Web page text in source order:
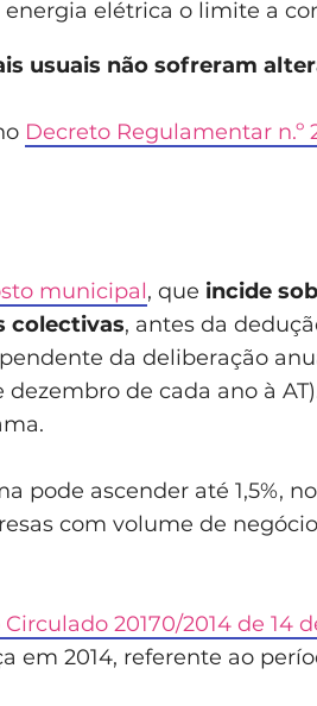
elétrica o limite a
usuais não sofreram
Decreto Regulamentar n.º
municipal, que incide
colectivas, antes da
da deliberação
dezembro de cada ano à
pode ascender até 1,5%,
com volume de
20170/2014 de 14
em 2014, referente ao